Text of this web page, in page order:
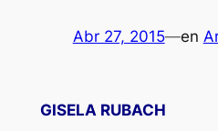
Abr 27, 2015—en
GISELA RUBACH